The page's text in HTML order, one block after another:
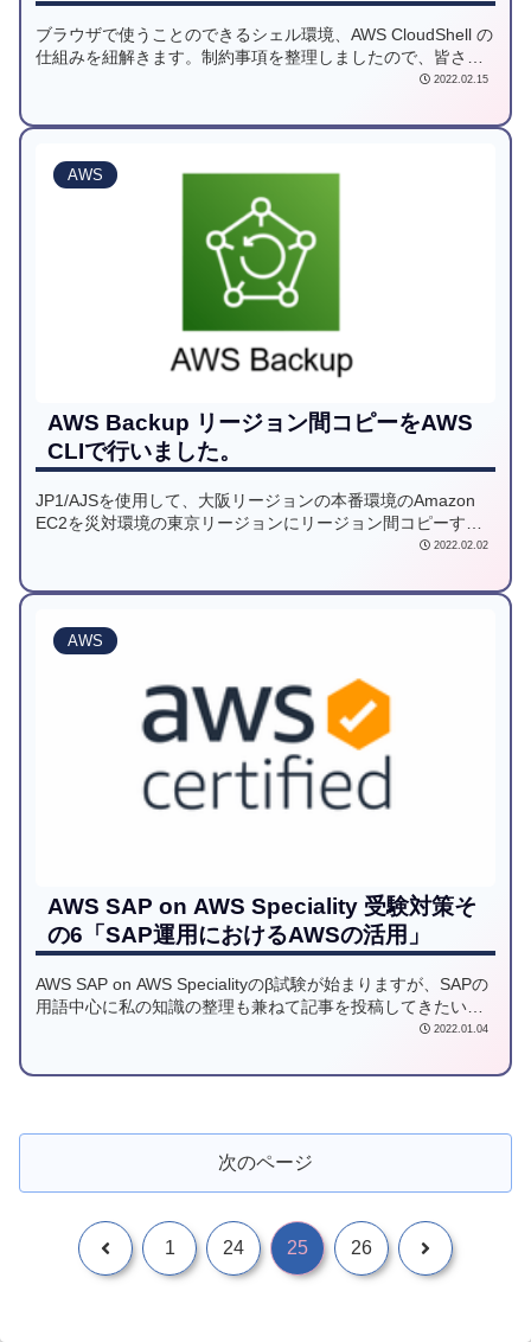
ブラウザで使うことのできるシェル環境、AWS CloudShell の
仕組みを紐解きます。制約事項を整理しましたので、皆さん
2022.02.15
AWS
AWS Backup リージョン間コピーをAWS
CLIで行いました。
JP1/AJSを使用して、大阪リージョンの本番環境のAmazon
EC2を災対環境の東京リージョンにリージョン間コピーする
要件がありました。JP1/AJSのジョブと連動するためAWS
とAWS CLIでの情報はありませんでしたので、検証した内容
2022.02.02
AWS
AWS SAP on AWS Speciality 受験対策そ
の6「SAP運用におけるAWSの活用」
AWS SAP on AWS Specialityのβ試験が始まりますが、SAPの
用語中心に私の知識の整理も兼ねて記事を投稿してきたいと
思います。6回目は、SAP運用におけるAWSサービスの活用を
2022.01.04
次のページ
1 24 25 26